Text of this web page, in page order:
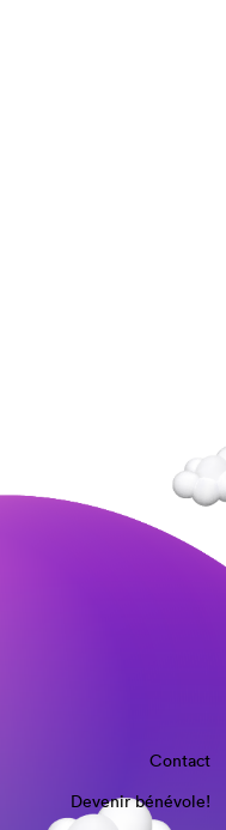
Contact
Devenir bénévole!